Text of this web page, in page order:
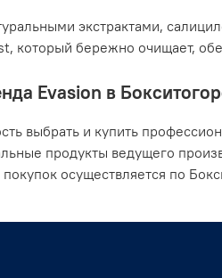
экстрактами,
который бережно очищает,
Evasion в
выбрать и купить
продукты ведущего
осуществляется по